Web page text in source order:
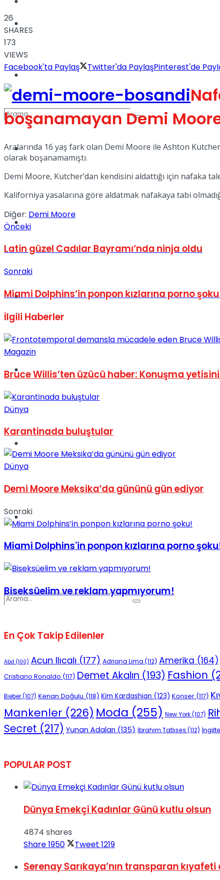
Türkiye
Müzik
Sinema
Tatil
Podcast
No Result
No Result
View All Result
26
SHARES
173
VIEWS
Facebook'ta Paylaş
Twitter'da PaylaşPinterest'de
boşanamayan Demi
Aralarında 16 yaş fark olan Demi Moore ile Ashton
olarak boşanamamıştı.
Demi Moore, Kutcher’dan kendisini aldattığı için nafaka
Kaliforniya yasalarına göre aldatmak nafakaya tabi
Diğer: Demi Moore
Önceki
Latin güzel Cadılar Bayramı’nda ninja oldu
Sonraki
Miami Dolphins’in ponpon kızlarına porno
İlgili Haberler
Magazin
Bruce Willis’ten üzücü haber: Konuşma
Dünya
Karantinada buluştular
Dünya
Demi Moore Meksika’da gününü gün ediyor
Sonraki
Miami Dolphins'in ponpon kızlarına porno
Biseksüelim ve reklam yapmıyorum!
En Çok Takip Edilenler
Abd (100) Acun Ilıcalı (177) Adriana Lima (112) Amerika (164)
Cristiano Ronaldo (117) Demet Akalın (193) Fashion
Bieber(107) Kenan Doğulu (118) Kim Kardashian (123) Konser (117)
Mankenler (226) Moda (255) New York(107)
Secret (217) Yunan Adaları (135) İbrahim Tatlıses (112)
POPULAR POST
Dünya Emekçi Kadınlar Günü kutlu olsun
4874 shares
Share1950 Tweet 1219
Serenay Sarıkaya’nın transparan